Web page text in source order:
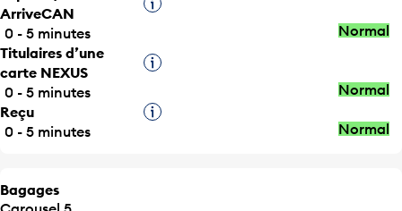
ArriveCAN
Infobulle
0 - 5 minutes
Normal
Titulaires d’une
carte NEXUS
Infobulle
0 - 5 minutes
Normal
Reçu
Infobulle
0 - 5 minutes
Normal
Bagages